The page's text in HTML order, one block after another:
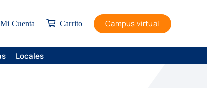
Mi Cuenta Carrito Campus virtual
Locales